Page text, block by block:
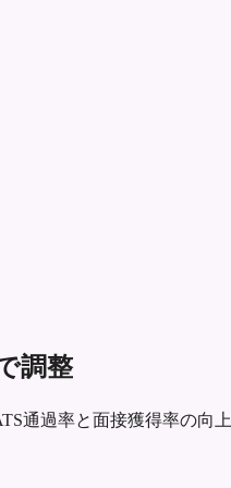
調整
通過率と面接獲得率の向